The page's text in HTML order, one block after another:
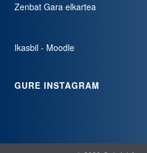
Zenbat Gara elkartea
Ikasbil - Moodle
GURE INSTAGRAM